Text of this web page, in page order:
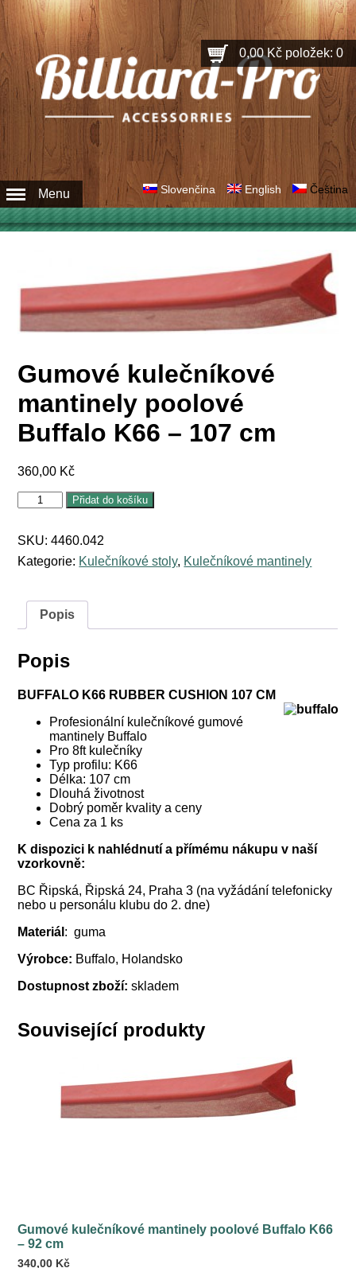
0,00 Kč položek: 0
Slovenčina English Čeština
Menu
Gumové kulečníkové
mantinely poolové
Buffalo K66 – 107 cm
360,00 Kč
Gumové
kulečníkové
poolové
Buffalo
K66
107
množství
Přidat do košíku
SKU:4460.042
Kategorie: Kulečníkové stoly, Kulečníkové mantinely
Popis
Popis
BUFFALO K66 RUBBER CUSHION 107 CM
Profesionální kulečníkové gumové
mantinely Buffalo
Pro 8ft kulečníky
Typ profilu: K66
Délka: 107 cm
Dlouhá životnost
Dobrý poměr kvality a ceny
Cena za 1 ks
K dispozici k nahlédnutí a přímému nákupu v naší
vzorkovně:
BC Řipská, Řipská 24, Praha 3 (na vyžádání telefonicky
nebo u personálu klubu do 2. dne)
Materiál : guma
Výrobce: Buffalo, Holandsko
Dostupnost zboží: skladem
Související produkty
Gumové kulečníkové mantinely poolové Buffalo K66
– 92 cm
340,00 Kč